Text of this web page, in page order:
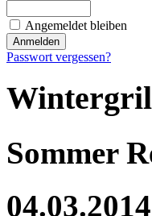
Angemeldet bleiben
Passwort vergessen?
Sommer
04.03.2014